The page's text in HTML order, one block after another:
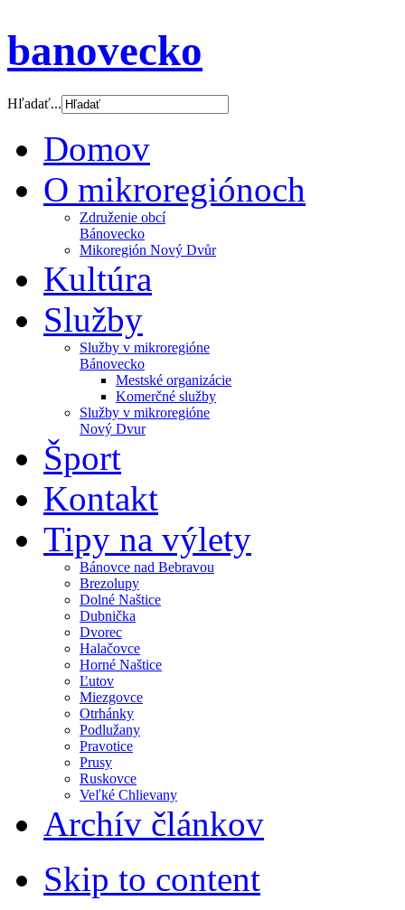
banovecko
Hľadať...
Domov
O mikroregiónoch
Združenie obcí
Bánovecko
Mikoregión Nový Dvůr
Kultúra
Služby
Služby v mikroregióne
Bánovecko
Mestské organizácie
Komerčné služby
Služby v mikroregióne
Nový Dvur
Šport
Kontakt
Tipy na výlety
Bánovce nad Bebravou
Brezolupy
Dolné Naštice
Dubnička
Dvorec
Halačovce
Horné Naštice
Ľutov
Miezgovce
Otrhánky
Podlužany
Pravotice
Prusy
Ruskovce
Veľké Chlievany
Archív článkov
Skip to content